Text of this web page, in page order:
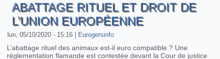
ABATTAGE RITUEL ET DROIT DE
L’UNION EUROPÉENNE
lun, 05/10/2020 - 15:16 Eurogersinfo
L’abattage rituel des animaux est-il euro compatible ? Une
réglementation flamande est contestée devant la Cour de justice